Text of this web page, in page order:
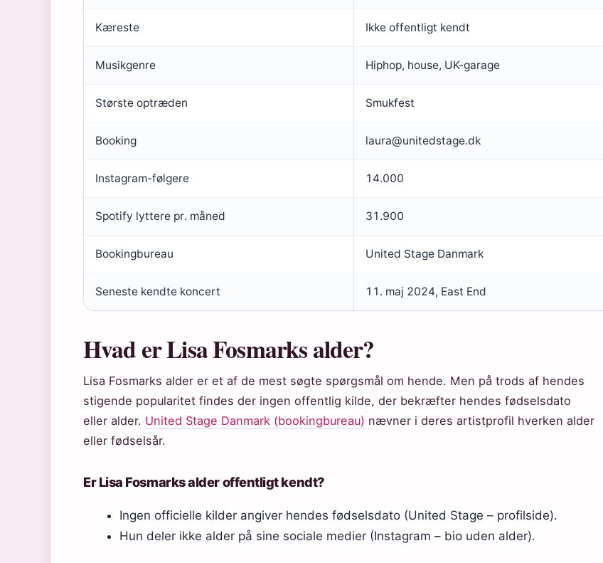
Kæreste Ikke offentligt kendt
Musikgenre Hiphop, house, UK-garage
Største optræden Smukfest
Booking laura@unitedstage.dk
Instagram-følgere 14.000
Spotify lyttere pr. måned 31.900
Bookingbureau United Stage Danmark
Seneste kendte koncert 11. maj 2024, East End
Hvad er Lisa Fosmarks alder?
Lisa Fosmarks alder er et af de mest søgte spørgsmål om hende. Men på trods af hendes
stigende popularitet findes der ingen offentlig kilde, der bekræfter hendes fødselsdato
eller alder. United Stage Danmark (bookingbureau) nævner i deres artistprofil hverken alder
eller fødselsår.
Er Lisa Fosmarks alder offentligt kendt?
Ingen officielle kilder angiver hendes fødselsdato (United Stage – profilside).
Hun deler ikke alder på sine sociale medier (Instagram – bio uden alder).